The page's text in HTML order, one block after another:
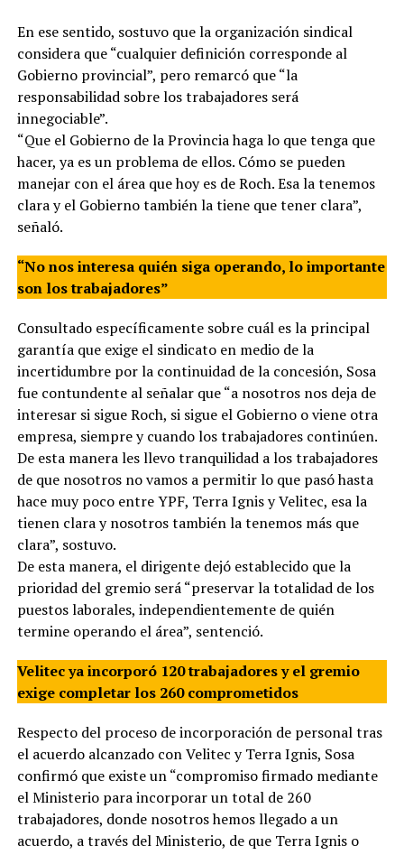
En ese sentido, sostuvo que la organización sindical
considera que “cualquier definición corresponde al
Gobierno provincial”, pero remarcó que “la
responsabilidad sobre los trabajadores será
innegociable”.
“Que el Gobierno de la Provincia haga lo que tenga que
hacer, ya es un problema de ellos. Cómo se pueden
manejar con el área que hoy es de Roch. Esa la tenemos
clara y el Gobierno también la tiene que tener clara”,
señaló.
“No nos interesa quién siga operando, lo importante
son los trabajadores”
Consultado específicamente sobre cuál es la principal
garantía que exige el sindicato en medio de la
incertidumbre por la continuidad de la concesión, Sosa
fue contundente al señalar que “a nosotros nos deja de
interesar si sigue Roch, si sigue el Gobierno o viene otra
empresa, siempre y cuando los trabajadores continúen.
De esta manera les llevo tranquilidad a los trabajadores
de que nosotros no vamos a permitir lo que pasó hasta
hace muy poco entre YPF, Terra Ignis y Velitec, esa la
tienen clara y nosotros también la tenemos más que
clara”, sostuvo.
De esta manera, el dirigente dejó establecido que la
prioridad del gremio será “preservar la totalidad de los
puestos laborales, independientemente de quién
termine operando el área”, sentenció.
Velitec ya incorporó 120 trabajadores y el gremio
exige completar los 260 comprometidos
Respecto del proceso de incorporación de personal tras
el acuerdo alcanzado con Velitec y Terra Ignis, Sosa
confirmó que existe un “compromiso firmado mediante
el Ministerio para incorporar un total de 260
trabajadores, donde nosotros hemos llegado a un
acuerdo, a través del Ministerio, de que Terra Ignis o